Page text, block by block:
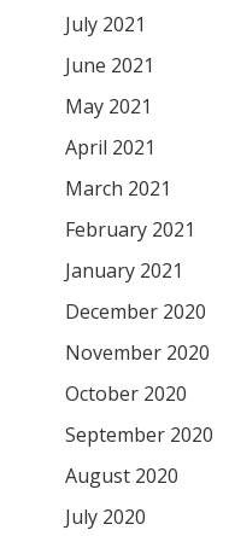
July 2021
June 2021
May 2021
April 2021
March 2021
February 2021
January 2021
December 2020
November 2020
October 2020
September 2020
August 2020
July 2020